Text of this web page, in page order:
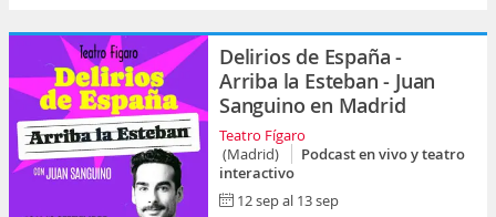
Delirios de España -
Arriba la Esteban - Juan
Sanguino en Madrid
Teatro Fígaro
(Madrid)
Podcast en vivo y teatro
interactivo
12 sep al 13 sep